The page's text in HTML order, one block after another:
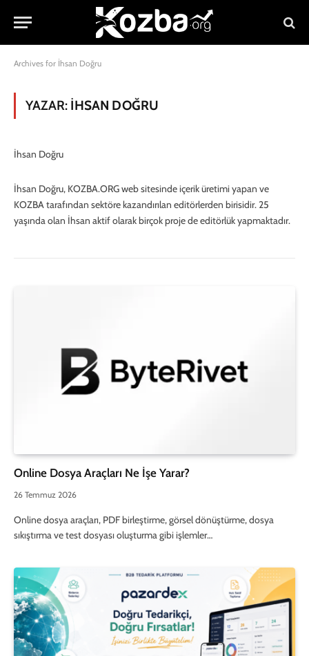
Archives for İhsan Doğru
YAZAR: İHSAN DOĞRU
İhsan Doğru
İhsan Doğru, KOZBA.ORG web sitesinde içerik üretimi yapan ve
KOZBA tarafından sektöre kazandırılan editörlerden birisidir. 25
yaşında olan İhsan aktif olarak birçok proje de editörlük yapmaktadır.
Online Dosya Araçları Ne İşe Yarar?
26 Temmuz 2026
Online dosya araçları, PDF birleştirme, görsel dönüştürme, dosya
sıkıştırma ve test dosyası oluşturma gibi işlemler…